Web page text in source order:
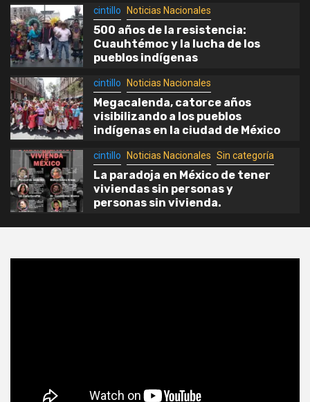
cintillo Noticias Nacionales
500 años de la resistencia:
Cuauhtémoc y la lucha de los
pueblos indígenas
cintillo Noticias Nacionales
Megacalenda, catorce años
visibilizando a los pueblos
indígenas en la ciudad de México
cintillo Noticias Nacionales Sin categoría
La paradoja en México de tener
viviendas sin personas y
personas sin vivienda.